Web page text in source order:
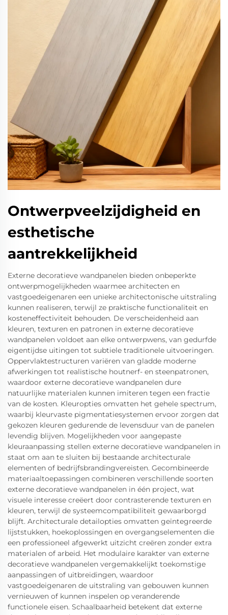
Ontwerpveelzijdigheid en
esthetische
aantrekkelijkheid
Externe decoratieve wandpanelen bieden onbeperkte
ontwerpmogelijkheden waarmee architecten en
vastgoedeigenaren een unieke architectonische uitstraling
kunnen realiseren, terwijl ze praktische functionaliteit en
kosteneffectiviteit behouden. De verscheidenheid aan
kleuren, texturen en patronen in externe decoratieve
wandpanelen voldoet aan elke ontwerpwens, van gedurfde
eigentijdse uitingen tot subtiele traditionele uitvoeringen.
Oppervlaktestructuren variëren van gladde moderne
afwerkingen tot realistische houtnerf- en steenpatronen,
waardoor externe decoratieve wandpanelen dure
natuurlijke materialen kunnen imiteren tegen een fractie
van de kosten. Kleuropties omvatten het gehele spectrum,
waarbij kleurvaste pigmentatiesystemen ervoor zorgen dat
gekozen kleuren gedurende de levensduur van de panelen
levendig blijven. Mogelijkheden voor aangepaste
kleuraanpassing stellen externe decoratieve wandpanelen in
staat om aan te sluiten bij bestaande architecturale
elementen of bedrijfsbrandingvereisten. Gecombineerde
materiaaltoepassingen combineren verschillende soorten
externe decoratieve wandpanelen in één project, wat
visuele interesse creëert door contrasterende texturen en
kleuren, terwijl de systeemcompatibiliteit gewaarborgd
blijft. Architecturale detailopties omvatten geïntegreerde
lijststukken, hoekoplossingen en overgangselementen die
een professioneel afgewerkt uitzicht creëren zonder extra
materialen of arbeid. Het modulaire karakter van externe
decoratieve wandpanelen vergemakkelijkt toekomstige
aanpassingen of uitbreidingen, waardoor
vastgoedeigenaren de uitstraling van gebouwen kunnen
vernieuwen of kunnen inspelen op veranderende
functionele eisen. Schaalbaarheid betekent dat externe